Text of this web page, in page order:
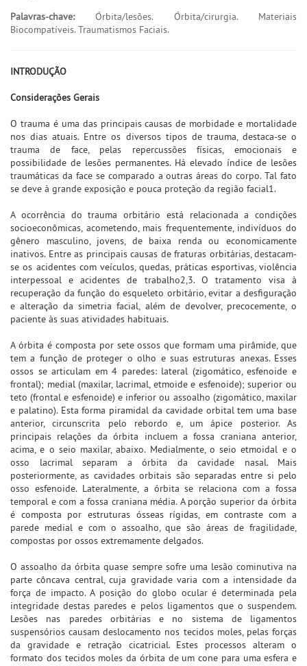
Palavras-chave:Órbita/lesões. Órbita/cirurgia. Materiais
Biocompatíveis. Traumatismos Faciais.
INTRODUÇÃO
Considerações Gerais
O trauma é uma das principais causas de morbidade e mortalidade
nos dias atuais. Entre os diversos tipos de trauma, destaca-se o
trauma de face, pelas repercussões físicas, emocionais e
possibilidade de lesões permanentes. Há elevado índice de lesões
traumáticas da face se comparado a outras áreas do corpo. Tal fato
se deve à grande exposição e pouca proteção da região facial1.
A ocorrência do trauma orbitário está relacionada a condições
socioeconômicas, acometendo, mais frequentemente, indivíduos do
gênero masculino, jovens, de baixa renda ou economicamente
inativos. Entre as principais causas de fraturas orbitárias, destacam-
se os acidentes com veículos, quedas, práticas esportivas, violência
interpessoal e acidentes de trabalho2,3. O tratamento visa à
recuperação da função do esqueleto orbitário, evitar a desfiguração
e alteração da simetria facial, além de devolver, precocemente, o
paciente às suas atividades habituais.
A órbita é composta por sete ossos que formam uma pirâmide, que
tem a função de proteger o olho e suas estruturas anexas. Esses
ossos se articulam em 4 paredes: lateral (zigomático, esfenoide e
frontal); medial (maxilar, lacrimal, etmoide e esfenoide); superior ou
teto (frontal e esfenoide) e inferior ou assoalho (zigomático, maxilar
e palatino). Esta forma piramidal da cavidade orbital tem uma base
anterior, circunscrita pelo rebordo e, um ápice posterior. As
principais relações da órbita incluem a fossa craniana anterior,
acima, e o seio maxilar, abaixo. Medialmente, o seio etmoidal e o
osso lacrimal separam a órbita da cavidade nasal. Mais
posteriormente, as cavidades orbitais são separadas entre si pelo
osso esfenoide. Lateralmente, a órbita se relaciona com a fossa
temporal e com a fossa craniana média. A porção superior da órbita
é composta por estruturas ósseas rígidas, em contraste com a
parede medial e com o assoalho, que são áreas de fragilidade,
compostas por ossos extremamente delgados.
O assoalho da órbita quase sempre sofre uma lesão cominutiva na
parte côncava central, cuja gravidade varia com a intensidade da
força de impacto. A posição do globo ocular é determinada pela
integridade destas paredes e pelos ligamentos que o suspendem.
Lesões nas paredes orbitárias e no sistema de ligamentos
suspensórios causam deslocamento nos tecidos moles, pelas forças
da gravidade e retração cicatricial. Estes processos alteram o
formato dos tecidos moles da órbita de um cone para uma esfera e